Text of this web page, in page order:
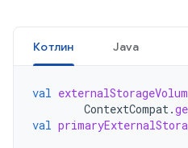
Котлин Java
val
ContextCompat.
val